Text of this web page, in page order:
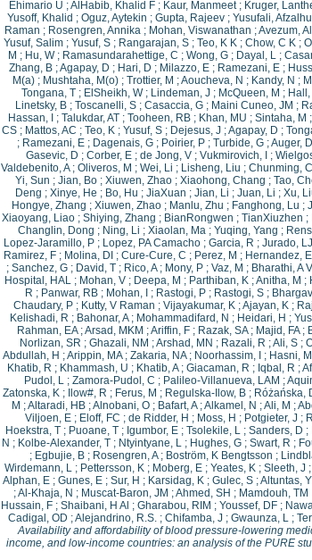
Ehimario U ;AlHabib, Khalid F ; Kaur, Manmeet; Kruger,
Yusoff, Khalid ; Oguz, Aytekin ; Gupta, Rajeev; Yusufali,
Raman ; Rosengren, Annika; Mohan, Viswanathan ;Avezum,
Yusuf, Salim ; Yusuf, S ; Rangarajan, S ; Teo, K K ; Chow, C K ;
M ; Hu, W; Ramasundarahettige, C ; Wong, G; Dayal, L;
Zhang, B;Agapay, D ; Hari, D ; Milazzo, E; Ramezani, E;
M(a); Mushtaha, M(o); Trottier, M ;Aoucheva, N ; Kandy, N ;
Tongana, T ; ElSheikh, W; Lindeman, J ; McQueen, M ;
Linetsky, B; Toscanelli, S; Casaccia, G; Maini Cuneo, JM ;
Hassan, I
; Talukdar, AT; Tooheen, RB; Khan, MU ; Sintaha, M ;
CS ; Mattos, AC ; Teo, K ; Yusuf, S ; Dejesus, J ;Agapay, D ;
; Ramezani, E ; Dagenais, G ; Poirier, P ; Turbide, G ;Auger, D
Gasevic, D ; Corber, E ; de Jong, V ; Vukmirovich, I ;
Valdebenito, A; Oliveros, M ; Wei, Li ; Lisheng, Liu ; Chunming,
Yi, Sun ; Jian, Bo ; Xiuwen, Zhao ; Xiaohong, Chang ; Tao,
Deng ; Xinye, He ; Bo, Hu ; JiaXuan ; Jian, Li ; Juan, Li ; Xu,
Hongye, Zhang ; Xiuwen, Zhao ; Manlu, Zhu ; Fanghong, Lu ;
Xiaoyang, Liao ; Shiying, Zhang ; BianRongwen ; TianXiuzhen ;
Changlin, Dong ; Ning, Li ; Xiaolan, Ma; Yuqing, Yang ;
Lopez-Jaramillo, P ; Lopez, PA Camacho ; Garcia, R ; Jurado,
Ramirez, F; Molina, DI ; Cure-Cure, C ; Perez, M ; Hernandez, E
; Sanchez, G ; David, T ; Rico, A; Mony, P ; Vaz, M ; Bharathi, A V
Hospital, HAL ; Mohan, V ; Deepa, M ; Parthiban, K ;Anitha, M ;
R ; Panwar, RB ; Mohan, I ; Rastogi, P ; Rastogi, S ;
Chaudary, P ; Kutty, V Raman ; Vijayakumar, K ;Ajayan, K ;
Kelishadi, R ; Bahonar, A; Mohammadifard, N ; Heidari, H ;
Rahman, EA;Arsad, MKM ;Ariffin, F ; Razak, SA; Majid, FA;
Norlizan, SR ; Ghazali, NM ;Arshad, MN ; Razali, R ;Ali, S;
Abdullah, H ;Arippin, MA; Zakaria, NA; Noorhassim, I ; Hasni,
Khatib, R ; Khammash, U ; Khatib, A; Giacaman, R ; Iqbal, R ;
Pudol, L; Zamora-Pudol, C ; Palileo-Villanueva, LAM ;
Zatonska, K ; Ilow#, R ; Ferus, M ; Regulska-Ilow, B ; Różańska,
M ;Altaradi, HB;Alnobani, O; Bafart, A;Alkamel, N ;Ali, M ;
Viljoen, E ; Eloff, FC ; de Ridder, H ; Moss, H ; Potgieter, J ;
Hoekstra, T ; Puoane, T ; Igumbor, E ; Tsolekile, L ; Sanders, D ;
N ; Kolbe-Alexander, T ; Ntyintyane, L ; Hughes, G ; Swart, R ;
; Egbujie, B ; Rosengren, A; Boström, K Bengtsson ;
Wirdemann, L ; Pettersson, K ; Moberg, E ; Yeates, K ; Sleeth, J ;
Alphan, E ; Gunes, E ; Sur, H ; Karsidag, K ; Gulec, S ;Altuntas, Y
;Al-Khaja, N ; Muscat-Baron, JM ;Ahmed, SH ; Mamdouh, TM
Hussain, F ; Shaibani, H Al ; Gharabou, RIM ; Youssef, DF ;
Cadigal, OD ;Alejandrino, R.S. ; Chifamba, J ; Gwaunza, L ;
Availability and affordability of blood pressure-lowering
income, and low-income countries: an analysis of the PURE